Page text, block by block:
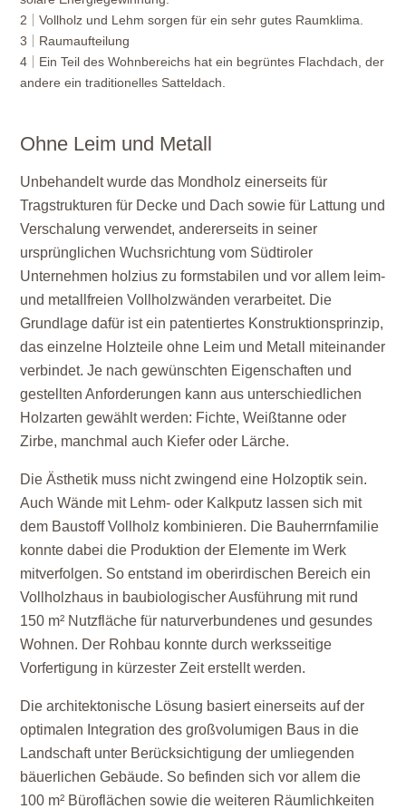
2
Vollholz und Lehm sorgen für ein sehr gutes Raumklima.
3
Raumaufteilung
4
Ein Teil des Wohnbereichs hat ein begrüntes Flachdach, der
andere ein traditionelles Satteldach.
Ohne Leim und Metall
Unbehandelt wurde das Mondholz einerseits für
Tragstrukturen für Decke und Dach sowie für Lattung und
Verschalung verwendet, andererseits in seiner
ursprünglichen Wuchsrichtung vom Südtiroler
Unternehmen holzius zu formstabilen und vor allem leim-
und metallfreien Vollholzwänden verarbeitet. Die
Grundlage dafür ist ein patentiertes Konstruktionsprinzip,
das einzelne Holzteile ohne Leim und Metall miteinander
verbindet. Je nach gewünschten Eigenschaften und
gestellten Anforderungen kann aus unterschiedlichen
Holzarten gewählt werden: Fichte, Weißtanne oder
Zirbe, manchmal auch Kiefer oder Lärche.
Die Ästhetik muss nicht zwingend eine Holzoptik sein.
Auch Wände mit Lehm- oder Kalkputz lassen sich mit
dem Baustoff Vollholz kombinieren. Die Bauherrnfamilie
konnte dabei die Produktion der Elemente im Werk
mitverfolgen. So entstand im oberirdischen Bereich ein
Vollholzhaus in baubiologischer Ausführung mit rund
150 m² Nutzfläche für naturverbundenes und gesundes
Wohnen. Der Rohbau konnte durch werksseitige
Vorfertigung in kürzester Zeit erstellt werden.
Die architektonische Lösung basiert einerseits auf der
optimalen Integration des großvolumigen Baus in die
Landschaft unter Berücksichtigung der umliegenden
bäuerlichen Gebäude. So befinden sich vor allem die
100 m² Büroflächen sowie die weiteren Räumlichkeiten